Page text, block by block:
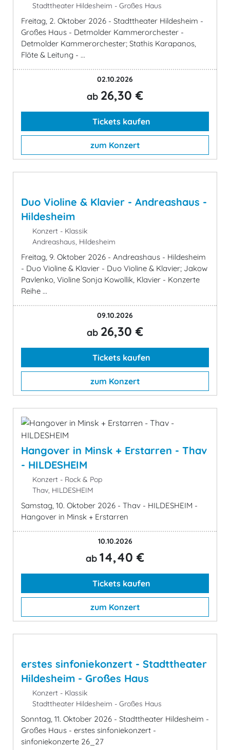
Stadttheater Hildesheim - Großes Haus
Freitag, 2. Oktober 2026 - Stadttheater Hildesheim -
Großes Haus - Detmolder Kammerorchester -
Detmolder Kammerorchester; Stathis Karapanos,
Flöte & Leitung - ...
02.10.2026
ab 26,30 €
Tickets kaufen
zum Konzert
Duo Violine & Klavier - Andreashaus -
Hildesheim
Konzert - Klassik
Andreashaus, Hildesheim
Freitag, 9. Oktober 2026 - Andreashaus - Hildesheim
- Duo Violine & Klavier - Duo Violine & Klavier; Jakow
Pavlenko, Violine Sonja Kowollik, Klavier - Konzerte
Reihe ...
09.10.2026
ab 26,30 €
Tickets kaufen
zum Konzert
Hangover in Minsk + Erstarren - Thav
- HILDESHEIM
Konzert - Rock & Pop
Thav, HILDESHEIM
Samstag, 10. Oktober 2026 - Thav - HILDESHEIM -
Hangover in Minsk + Erstarren
10.10.2026
ab 14,40 €
Tickets kaufen
zum Konzert
erstes sinfoniekonzert - Stadttheater
Hildesheim - Großes Haus
Konzert - Klassik
Stadttheater Hildesheim - Großes Haus
Sonntag, 11. Oktober 2026 - Stadttheater Hildesheim -
Großes Haus - erstes sinfoniekonzert -
sinfoniekonzerte 26_27